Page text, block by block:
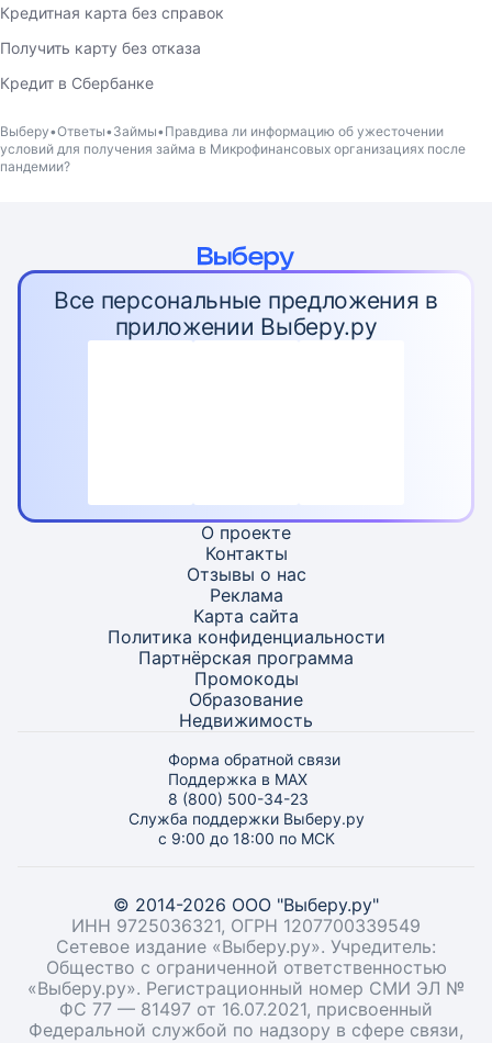
Кредитная карта без справок
Получить карту без отказа
Кредит в Сбербанке
Выберу Ответы Займы Правдива ли информацию об ужесточении
условий для получения займа в Микрофинансовых организациях после
пандемии?
Все персональные предложения в
приложении Выберу.ру
О проекте
Контакты
Отзывы о нас
Реклама
Карта сайта
Политика конфиденциальности
Партнёрская программа
Промокоды
Образование
Недвижимость
Форма обратной связи
Поддержка в MAX
8 (800) 500-34-23
Служба поддержки Выберу.ру
с 9:00 до 18:00 по МСК
© 2014-2026 ООО "Выберу.ру"
ИНН 9725036321, ОГРН 1207700339549
Сетевое издание «Выберу.ру». Учредитель:
Общество с ограниченной ответственностью
«Выберу.ру». Регистрационный номер СМИ ЭЛ №
ФС 77 — 81497 от 16.07.2021, присвоенный
Федеральной службой по надзору в сфере связи,